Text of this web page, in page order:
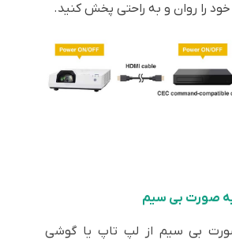
را روان و به راحتی پخش کنید.
صورت بی سیم
بی سیم از لپ تاپ یا گوشی